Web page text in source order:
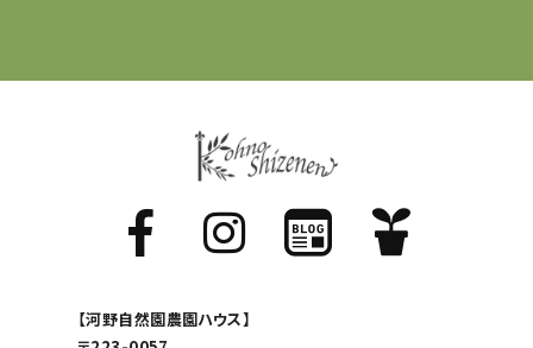
【河野自然園農園ハウス】